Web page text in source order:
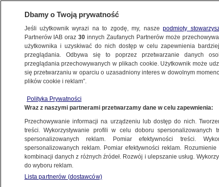
BIZNES
Z KRAJU
przetwórczym. Unijni inspektorzy
zakończyli audyt w Polsce
8.02.2019, 20:14
Udostępnij
Dbamy o Twoją prywatność
Jeśli użytkownik wyrazi na to zgodę, my, naszepodmioty
Partnerów IAB oraz30 innych Zaufanych Partnerów może
użytkownika i uzyskiwać do nich dostęp w celu zapewnienia
przeglądania. Odbywa się to poprzez przetwarzanie danych
przeglądania przechowywanych w plikach cookie. Użytkownik może
się przetwarzaniu w oparciu o uzasadniony interes w dowolnym
plików cookie i reklam”.
Polityka Prywatności
Wraz z naszymi partnerami przetwarzamy dane w celu zapewnienia:
Przechowywanie informacji na urządzeniu lub dostęp do nich.
treści. Wykorzystywanie profili w celu doboru spersonalizowanych
spersonalizowanych reklam. Pomiar efektywności treści.
spersonalizowanych reklam. Pomiar efektywności reklam.
kombinacji danych z różnych źródeł. Rozwój i ulepszanie usług.
do wyboru reklam.
Lista partnerów (dostawców)